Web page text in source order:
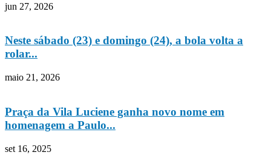
jun 27, 2026
Neste sábado (23) e domingo (24), a bola volta a
rolar...
maio 21, 2026
Praça da Vila Luciene ganha novo nome em
homenagem a Paulo...
set 16, 2025